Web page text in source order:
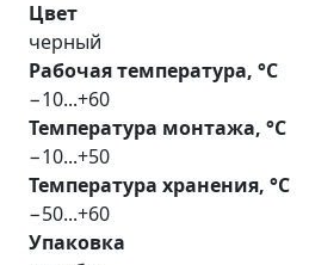
Цвет
черный
Рабочая температура, °С
−10...+60
Температура монтажа, °С
−10...+50
Температура хранения, °С
−50...+60
Упаковка